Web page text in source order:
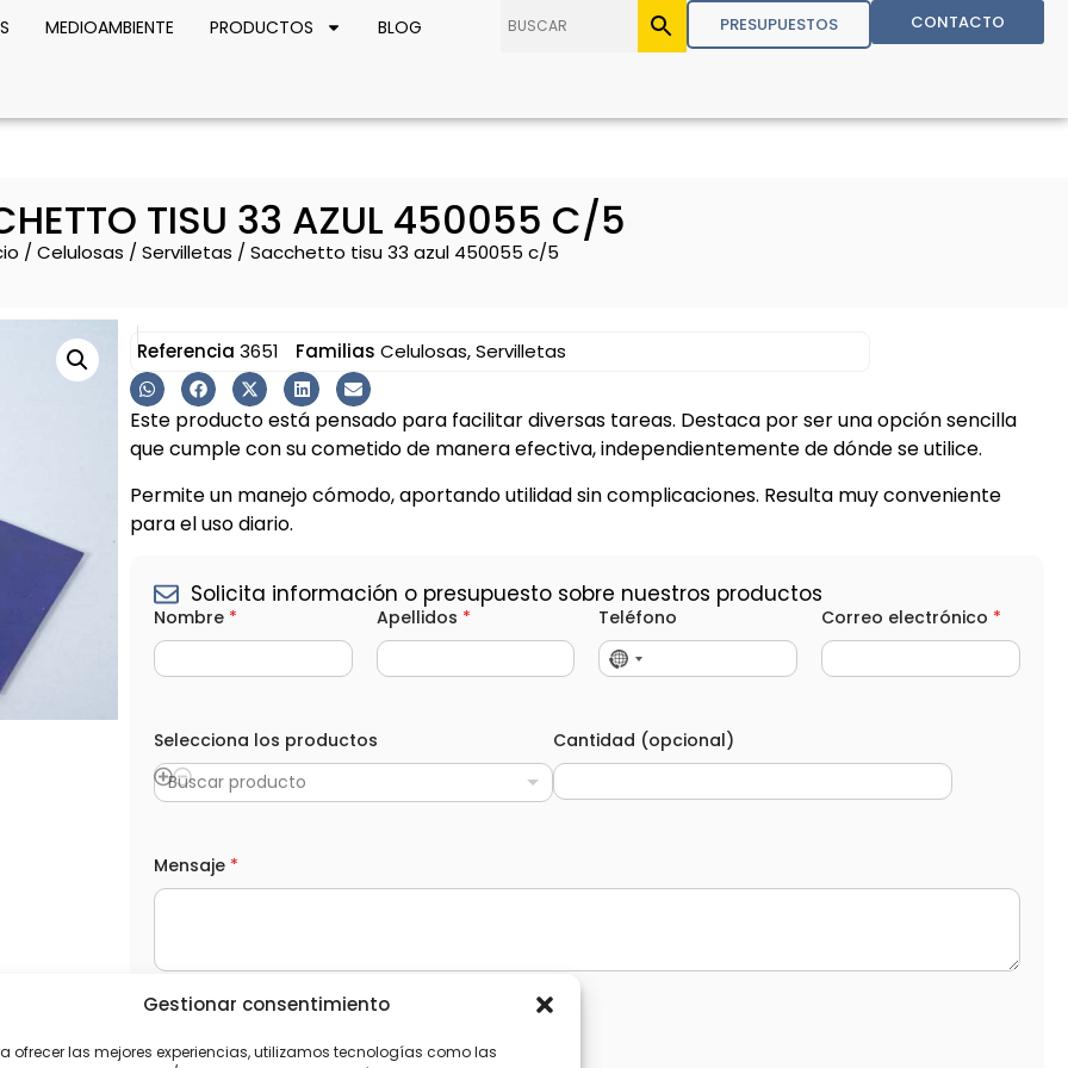
Gestionar consentimiento
ofrecer las mejores experiencias, utilizamos tecnologías como las
MEDIOAMBIENTE PRODUCTOS BLOG PRESUPUESTOS CONTACTO
TISU 33 AZUL 450055 C/5
/ Celulosas / Servilletas / Sacchetto tisu 33 azul 450055 c/5
Referencia 3651 Familias Celulosas,Servilletas
Este producto está pensado para facilitar diversas tareas. Destaca por ser una opción sencilla
que cumple con su cometido de manera efectiva, independientemente de dónde se utilice.
Permite un manejo cómodo, aportando utilidad sin complicaciones. Resulta muy conveniente
para el uso diario.
Solicita información o presupuesto sobre nuestros productos
Nombre * Apellidos * Teléfono Correo electrónico *
e
l
é
f
o
C
e
C
n
Selecciona los productos
Buscar producto
Cantidad (opcional)
Mensaje *
L
P
He leído y acepto laPolítica de privacidad